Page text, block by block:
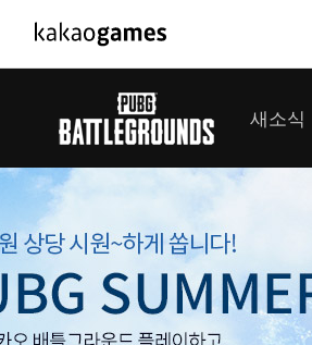
PC/모바일게임
도깨비의세계
아키에이지 워
아레스 : 라이즈 오브 가디언즈
새소식
이벤트
업데이트
대회소식